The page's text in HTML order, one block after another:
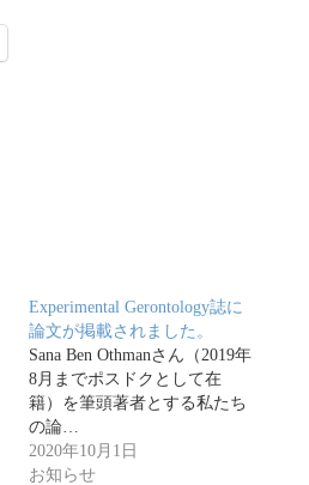
Experimental Gerontology誌に
論文が掲載されました。
Sana Ben Othmanさん（2019年
8月までポスドクとして在
籍）を筆頭著者とする私たち
の論…
2020年10月1日
お知らせ